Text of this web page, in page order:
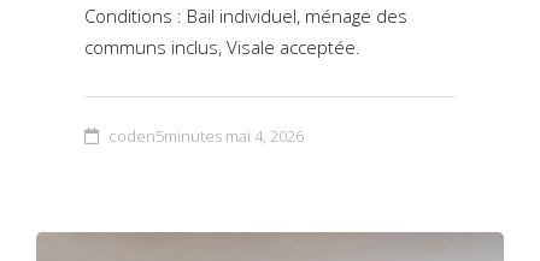
Conditions : Bail individuel, ménage des
communs inclus, Visale acceptée.
coden5minutes mai 4, 2026